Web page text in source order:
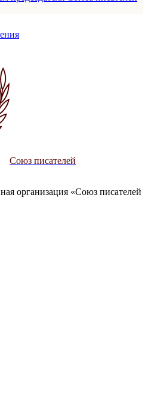
Союз писателей
организация «Союз писателей